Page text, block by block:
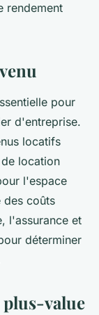
rendement
pour
d'entreprise.
locatifs
location
l'espace
des coûts
l'assurance et
déterminer
value